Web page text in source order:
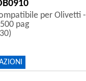
per Olivetti -
pag